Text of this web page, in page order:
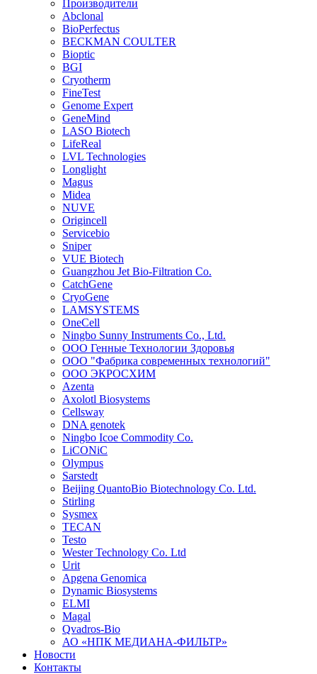
Производители
Abclonal
BioPerfectus
BECKMAN COULTER
Bioptic
BGI
Cryotherm
FineTest
Genome Expert
GeneMind
LASO Biotech
LifeReal
LVL Technologies
Longlight
Magus
Midea
NUVE
Origincell
Servicebio
Sniper
VUE Biotech
Guangzhou Jet Bio-Filtration Co.
CatchGene
CryoGene
LAMSYSTEMS
OneCell
Ningbo Sunny Instruments Co., Ltd.
ООО Генные Технологии Здоровья
ООО "Фабрика современных технологий"
ООО ЭКРОСХИМ
Azenta
Axolotl Biosystems
Cellsway
DNA genotek
Ningbo Icoe Commodity Co.
LiCONiC
Olympus
Sarstedt
Beijing QuantoBio Biotechnology Co. Ltd.
Stirling
Sysmex
TECAN
Testo
Wester Technology Co. Ltd
Urit
Apgena Genomica
Dynamic Biosystems
ELMI
Magal
Qvadros-Bio
АО «НПК МЕДИАНА-ФИЛЬТР»
Новости
Контакты